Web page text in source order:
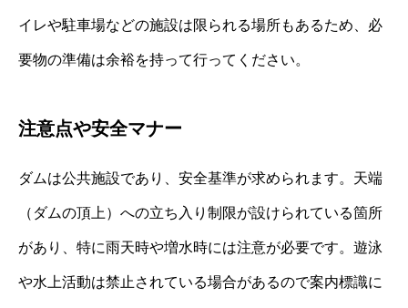
イレや駐車場などの施設は限られる場所もあるため、必
要物の準備は余裕を持って行ってください。
注意点や安全マナー
ダムは公共施設であり、安全基準が求められます。天端
（ダムの頂上）への立ち入り制限が設けられている箇所
があり、特に雨天時や増水時には注意が必要です。遊泳
や水上活動は禁止されている場合があるので案内標識に